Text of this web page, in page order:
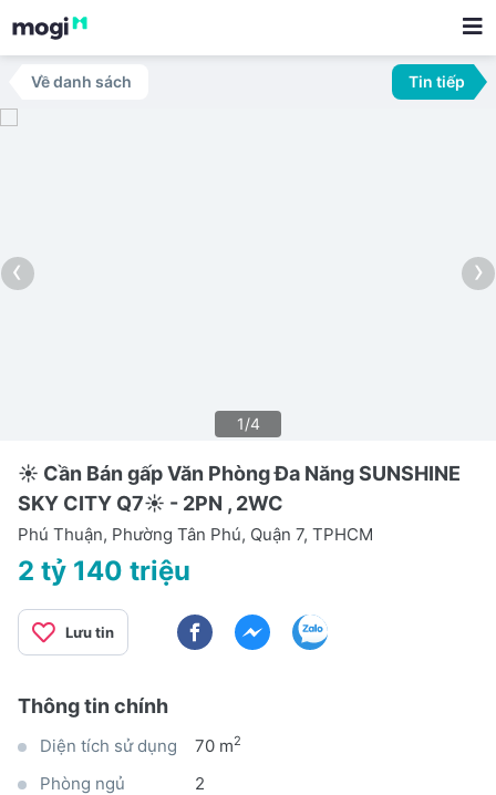
Về danh sách Tin tiếp
‹ ›
1/4
☀️ Cần Bán gấp Văn Phòng Đa Năng SUNSHINE
SKY CITY Q7☀️ - 2PN , 2WC
Phú Thuận, Phường Tân Phú, Quận 7, TPHCM
2 tỷ 140 triệu
Lưu tin
Thông tin chính
Diện tích sử dụng 70 m2
Phòng ngủ
2